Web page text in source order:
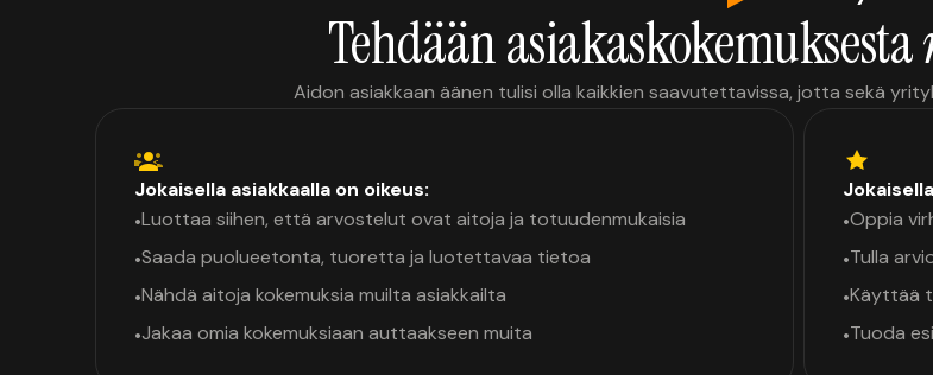
Tehdään asiakaskokemuksesta
Aidon asiakkaan äänen tulisi olla kaikkien saavutettavissa, jotta sekä
Jokaisella asiakkaalla on oikeus:
•Luottaa siihen, että arvostelut ovat aitoja ja totuudenmukaisia
•Saada puolueetonta, tuoretta ja luotettavaa tietoa
•Nähdä aitoja kokemuksia muilta asiakkailta
•Jakaa omia kokemuksiaan auttaakseen muita
•Oppia
•Tulla
•Käyttää
•Tuoda